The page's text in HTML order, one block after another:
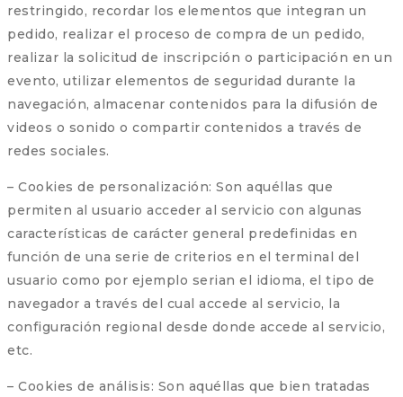
restringido, recordar los elementos que integran un
pedido, realizar el proceso de compra de un pedido,
realizar la solicitud de inscripción o participación en un
evento, utilizar elementos de seguridad durante la
navegación, almacenar contenidos para la difusión de
videos o sonido o compartir contenidos a través de
redes sociales.
– Cookies de personalización: Son aquéllas que
permiten al usuario acceder al servicio con algunas
características de carácter general predefinidas en
función de una serie de criterios en el terminal del
usuario como por ejemplo serian el idioma, el tipo de
navegador a través del cual accede al servicio, la
configuración regional desde donde accede al servicio,
etc.
– Cookies de análisis: Son aquéllas que bien tratadas